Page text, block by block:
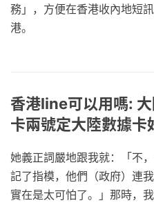
務」，方便在香港收內地短
港。
香港line可以用嗎:
卡兩號定大陸數據卡
她義正詞嚴地跟我就：「不
記了指模，他們（政府）連
實在是太可怕了。」那時，